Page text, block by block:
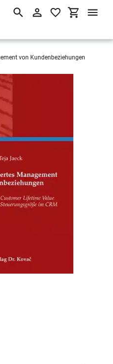
SuchenEinloggen
von Kundenbeziehungen